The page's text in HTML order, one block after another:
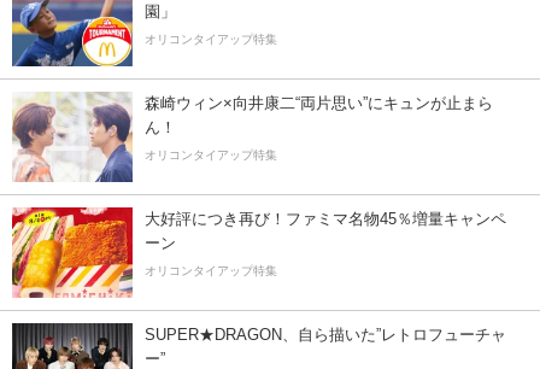
園」
オリコンタイアップ特集
森崎ウィン×向井康二“両片思い”にキュンが止まら
ん！
オリコンタイアップ特集
大好評につき再び！ファミマ名物45％増量キャンペ
ーン
オリコンタイアップ特集
SUPER★DRAGON、自ら描いた”レトロフューチャ
ー”